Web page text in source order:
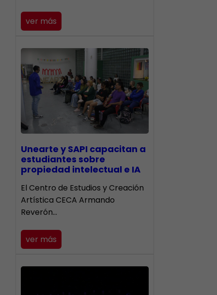
ver más
Unearte y SAPI capacitan a
estudiantes sobre
propiedad intelectual e IA
El Centro de Estudios y Creación
Artística CECA Armando
Reverón…
ver más